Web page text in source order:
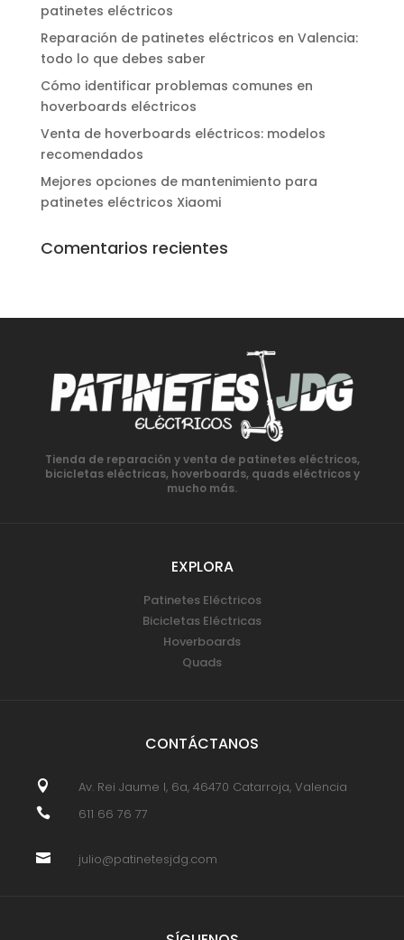
patinetes eléctricos
Reparación de patinetes eléctricos en Valencia:
todo lo que debes saber
Cómo identificar problemas comunes en
hoverboards eléctricos
Venta de hoverboards eléctricos: modelos
recomendados
Mejores opciones de mantenimiento para
patinetes eléctricos Xiaomi
Comentarios recientes
Tienda de reparación y venta de patinetes eléctricos,
bicicletas eléctricas, hoverboards, quads eléctricos y
mucho más.
EXPLORA
Patinetes Eléctricos
Bicicletas Eléctricas
Hoverboards
Quads
CONTÁCTANOS
 Av. Rei Jaume I, 6a, 46470 Catarroja, Valencia
 611 66 76 77
 julio@patinetesjdg.com